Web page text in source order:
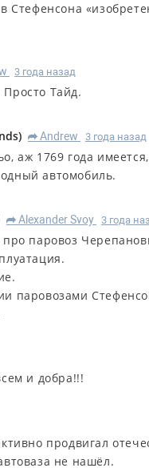
Стефенсона
3 года назад
Тайд.
) R Andrew 3 года назад
аж 1769 года
автомобиль.
R Alexander Svoy 3 года
про паровоз
паровозами
и добра!!!
продвигал
не нашёл.